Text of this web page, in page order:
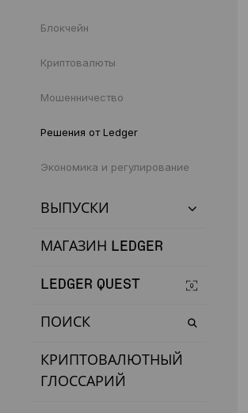
Блокчейн
Криптовалюты
Мошенничество
Решения от Ledger
Экономика и регулирование
ВЫПУСКИ
МАГАЗИН LEDGER
LEDGER QUEST
ПОИСК
КРИПТОВАЛЮТНЫЙ
ГЛОССАРИЙ